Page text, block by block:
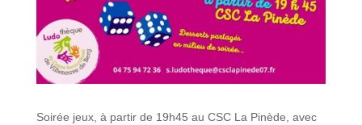
Soirée jeux, à partir de 19h45 au CSC La Pinède, avec